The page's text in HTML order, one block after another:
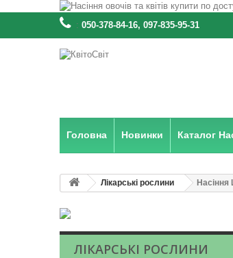
: 050-378-84-16, 097-835-95-31
Головна Новинки Каталог
Лікарські рослини Насіння
ЛІКАРСЬКІ РОСЛИНИ